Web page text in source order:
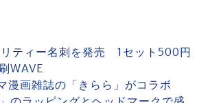
ティー名刺を発売 1セット500円
WAVE
漫画雑誌の「きらら」がコラボ